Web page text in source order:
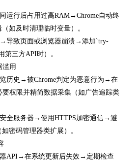
运行后占用过高RAM→Chrome自动终
如及时清理临时变量）。
导致页面或浏览器崩溃→添加`try-
第三方API时）。
滥用
历史→被Chrome判定为恶意行为→在
要权限并精简数据采集（如广告追踪类
全服务器→使用HTTPS加密通信→避
密码管理器类扩展）。
API→在系统更新后失效→定期检查